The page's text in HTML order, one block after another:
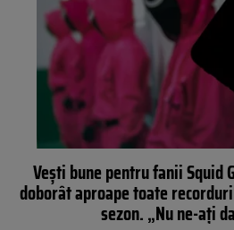
Vești bune pentru fanii Squid
doborât aproape toate
sezon. „Nu ne-aţi